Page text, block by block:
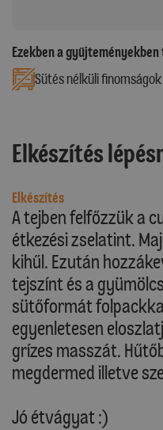
Ezekben a
Sütés nélküli finomságok
Elkészítés
Elkészítés
A tejben felfőzzük a
étkezési zselatint.
kihűl. Ezután
tejszínt és a
sütőformát
egyenletesen
grízes masszát.
megdermed illetve
Jó étvágyat :)